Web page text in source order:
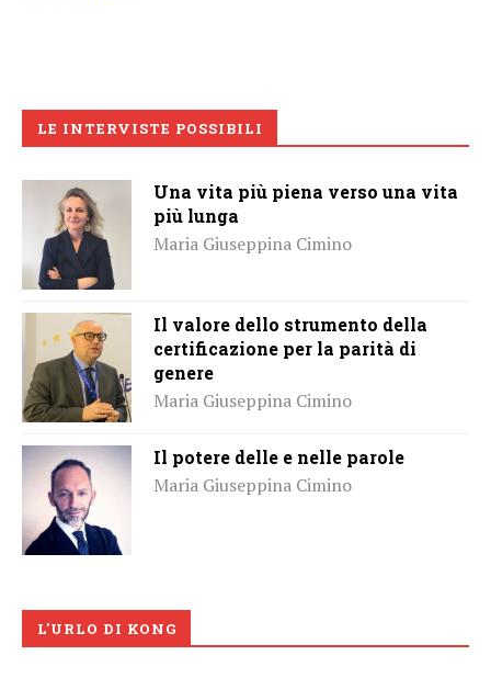
LE INTERVISTE POSSIBILI
Una vita più piena verso una vita
più lunga
Maria Giuseppina Cimino
Il valore dello strumento della
certificazione per la parità di
genere
Maria Giuseppina Cimino
Il potere delle e nelle parole
Maria Giuseppina Cimino
L'URLO DI KONG